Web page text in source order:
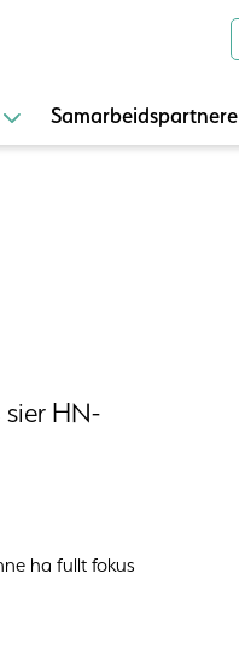
Samarbeidspartnere
sier HN-
ha fullt fokus